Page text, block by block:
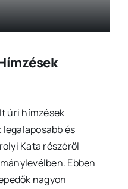
úri hímzések
és
Kata részéről
Ebben
nagyon